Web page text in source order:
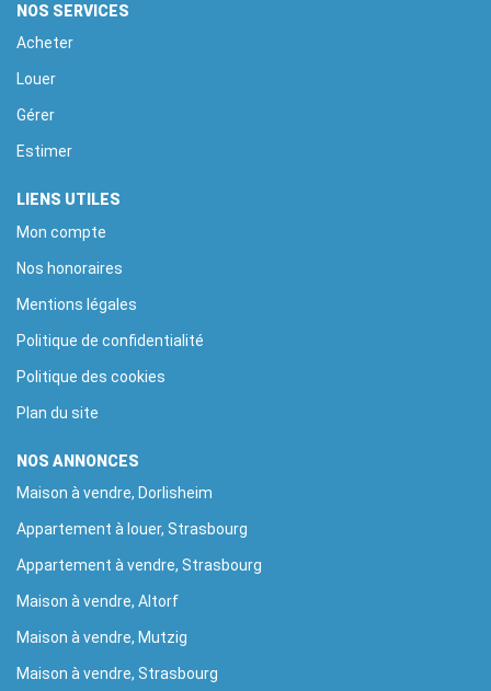
NOS SERVICES
Acheter
Louer
Gérer
Estimer
LIENS UTILES
Mon compte
Nos honoraires
Mentions légales
Politique de confidentialité
Politique des cookies
Plan du site
NOS ANNONCES
Maison à vendre, Dorlisheim
Appartement à louer, Strasbourg
Appartement à vendre, Strasbourg
Maison à vendre, Altorf
Maison à vendre, Mutzig
Maison à vendre, Strasbourg